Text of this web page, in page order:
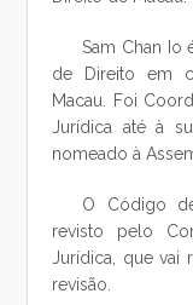
Sam Chan Io
de Direito em
Macau. Foi
Jurídica até à
nomeado à
O Código
revisto pelo
Jurídica, que vai
revisão.